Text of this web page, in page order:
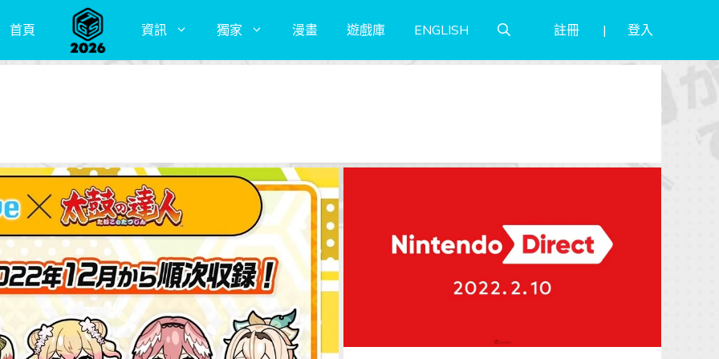
首頁 資訊 獨家 漫畫 遊戲庫 ENGLISH 註冊 登入